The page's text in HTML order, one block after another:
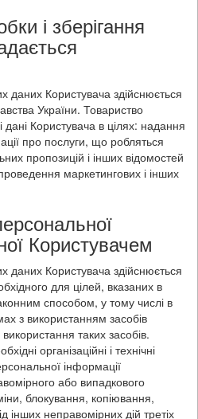
і зберігання
даних Користувача здійснюється
України. Товариство
Користувача в цілях: надання
про послуги, що робляться
пропозицій і інших відомостей
маркетингових і інших
Користувачем
даних Користувача здійснюється
для цілей, вказаних в
способом, у тому числі в
з використанням засобів
таких засобів.
організаційні і технічні
інформації
або випадкового
блокування, копіювання,
інших неправомірних дій третіх